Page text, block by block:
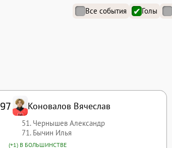
Все события Голы
97 Коновалов Вячеслав
51. Чернышев Александр
71. Бычин Илья
(+1) В БОЛЬШИНСТВЕ